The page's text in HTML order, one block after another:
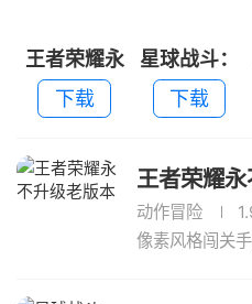
王者荣耀永
不升级老版
本
下载
星球战斗：
旋转太空
下载
王者荣耀
动作冒险
像素风格闯关